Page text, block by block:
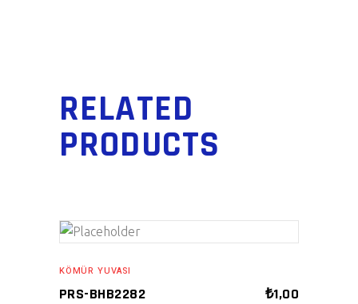
RELATED
PRODUCTS
KÖMÜR YUVASI
PRS-BHB2282 ₺1,00